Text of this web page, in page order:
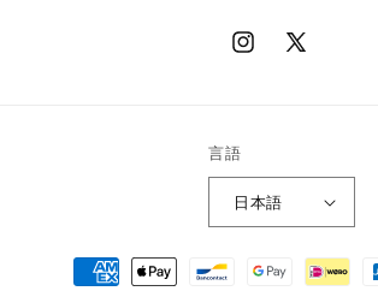
Instagram
X
言語
日本語